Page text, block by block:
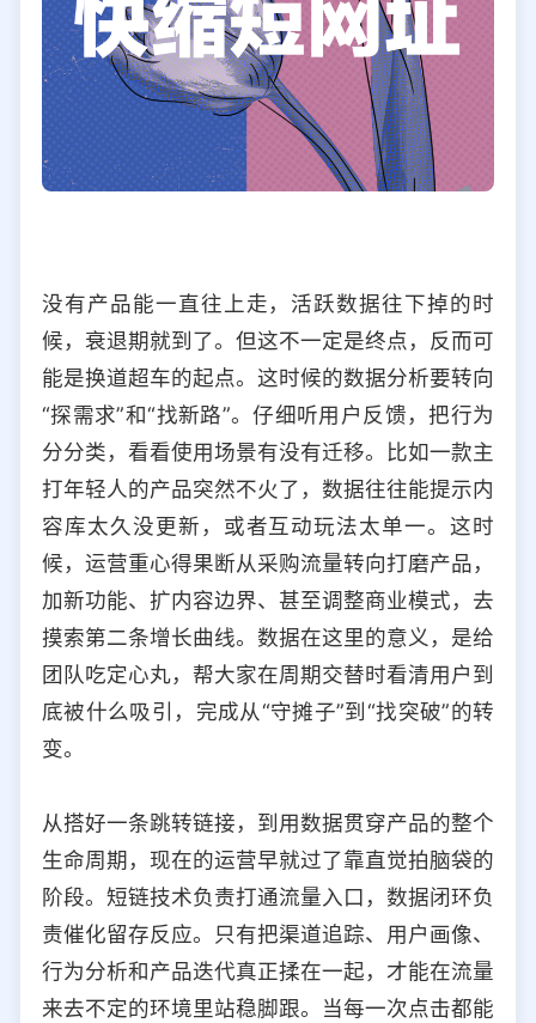
没有产品能一直往上走，活跃数据往下掉的时
候，衰退期就到了。但这不一定是终点，反而可
能是换道超车的起点。这时候的数据分析要转向
“探需求”和“找新路”。仔细听用户反馈，把行为
分分类，看看使用场景有没有迁移。比如一款主
打年轻人的产品突然不火了，数据往往能提示内
容库太久没更新，或者互动玩法太单一。这时
候，运营重心得果断从采购流量转向打磨产品，
加新功能、扩内容边界、甚至调整商业模式，去
摸索第二条增长曲线。数据在这里的意义，是给
团队吃定心丸，帮大家在周期交替时看清用户到
底被什么吸引，完成从“守摊子”到“找突破”的转
变。
从搭好一条跳转链接，到用数据贯穿产品的整个
生命周期，现在的运营早就过了靠直觉拍脑袋的
阶段。短链技术负责打通流量入口，数据闭环负
责催化留存反应。只有把渠道追踪、用户画像、
行为分析和产品迭代真正揉在一起，才能在流量
来去不定的环境里站稳脚跟。当每一次点击都能